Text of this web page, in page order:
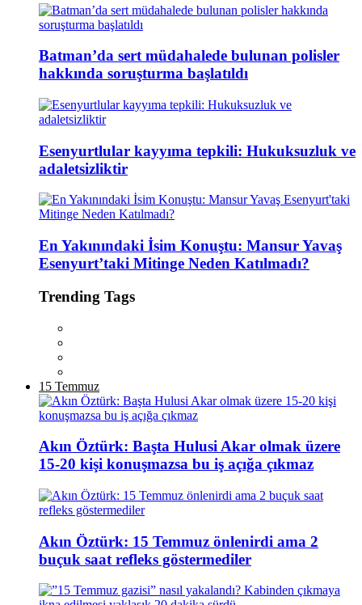
Batman’da sert müdahalede bulunan polisler
hakkında soruşturma başlatıldı
Esenyurtlular kayyıma tepkili: Hukuksuzluk ve
adaletsizliktir
En Yakınındaki İsim Konuştu: Mansur Yavaş
Esenyurt’taki Mitinge Neden Katılmadı?
Trending Tags
15 Temmuz
Akın Öztürk: Başta Hulusi Akar olmak üzere
15-20 kişi konuşmazsa bu iş açığa çıkmaz
Akın Öztürk: 15 Temmuz önlenirdi ama 2
buçuk saat refleks göstermediler